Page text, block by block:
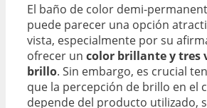
El baño de color demi-
puede parecer una opción
vista, especialmente por su
ofrecer un color brillante y tres
brillo. Sin embargo, es crucial
que la percepción de brillo en el
depende del producto utilizado,